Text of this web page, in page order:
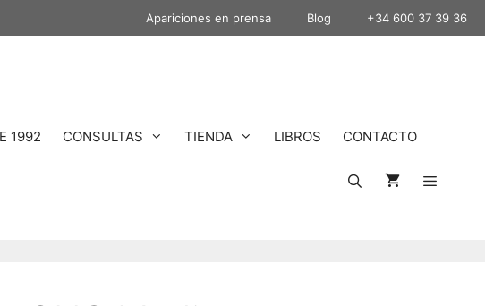
Apariciones en prensa Blog +34 600 37 39 36
1992 CONSULTAS TIENDA LIBROS CONTACTO